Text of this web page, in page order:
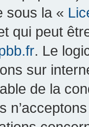
sous la «
qui peut
. Le
sur
de la